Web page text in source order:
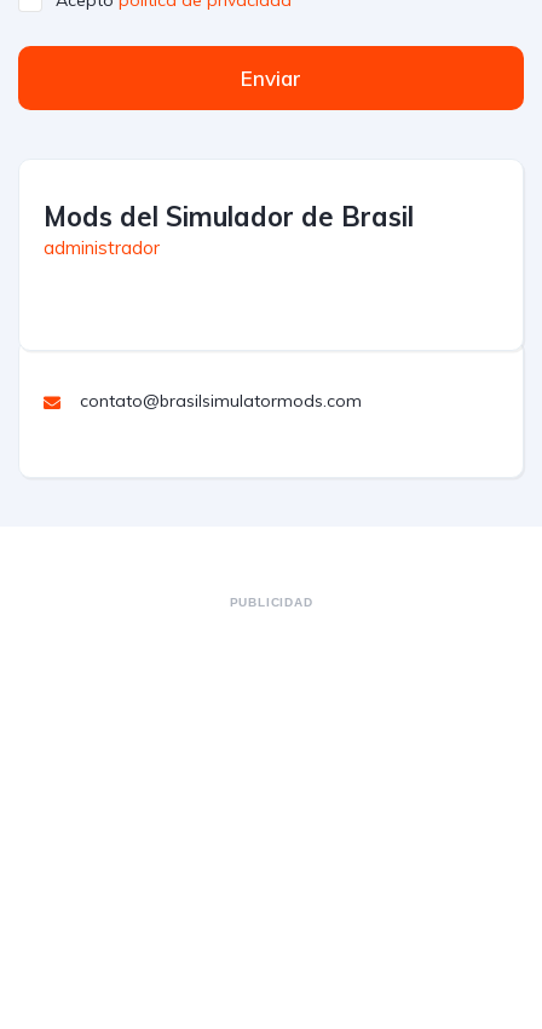
Enviar
Mods del Simulador de Brasil
administrador
contato@brasilsimulatormods.com
PUBLICIDAD